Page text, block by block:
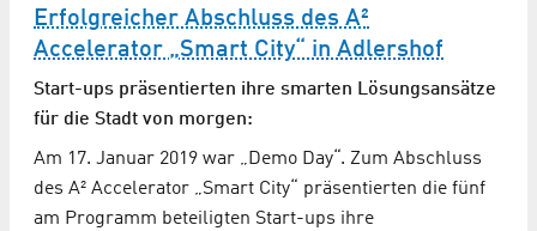
Erfolgreicher Abschluss des A²
Accelerator „Smart City“ in Adlershof
Start-ups präsentierten ihre smarten Lösungsansätze
für die Stadt von morgen:
Am 17. Januar 2019 war „Demo Day“. Zum Abschluss
des A² Accelerator „Smart City“ präsentierten die fünf
am Programm beteiligten Start-ups ihre